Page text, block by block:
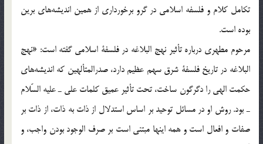
تكامل كلام و فلسفه اسلامي در گرو برخورداري از همين انديشه‌هاي برين
بوده است.
مرحوم مطهري درباره تأثير نهج البلاغه در فلسفة اسلامي گفته است: «نهج
البلاغه در تاريخ فلسفة شرق سهم عظيم دارد، صدرالمتألهين كه انديشه‌هاي
حكمت الهي را دگرگون ساخت، تحت تأثير عميق كلمات علي ـ عليه السّلام
ـ بود. روش او در مسائل توحيد بر اساس استدلال از ذات به ذات، از ذات بر
صفات و افعال است و همه اينها مبتني است بر صرف الوجود بودن واجب، و